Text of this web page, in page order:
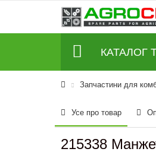
КАТАЛОГ
Запчастини для
Усе про товар
215338